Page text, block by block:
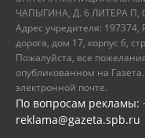
ЧАПЫГИНА, Д. 6 ЛИТЕРА П,
Адрес учредителя: 197374,
дорога, дом 17, корпус 6,
Пожалуйста, все
опубликованном на
электронной почте.
По вопросам рекламы:
reklama@gazeta.spb.ru